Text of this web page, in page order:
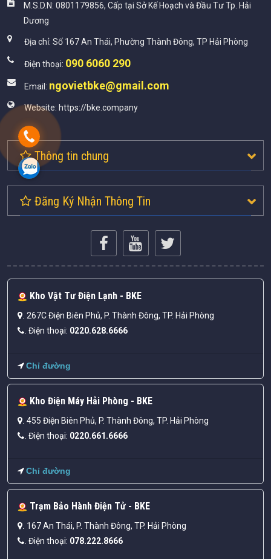
M.S.D.N: 0801179856, Cấp tại Sở Kế Hoạch và Đầu Tư Tp. Hải
Dương
Địa chỉ: Số 167 An Thái, Phường Thành Đông, TP Hải Phòng
Điện thoại: 090 6060 290
Email: ngovietbke@gmail.com
Website: https://bke.company
Thông tin chung
Đăng Ký Nhận Thông Tin
Kho Vật Tư Điện Lạnh - BKE
267C Điện Biên Phủ, P. Thành Đông, TP. Hải Phòng
Điện thoại: 0220.628.6666
Chỉ đường
Kho Điện Máy Hải Phòng - BKE
455 Điện Biên Phủ, P. Thành Đông, TP. Hải Phòng
Điện thoại: 0220.661.6666
Chỉ đường
Trạm Bảo Hành Điện Tử - BKE
167 An Thái, P. Thành Đông, TP. Hải Phòng
Điện thoại: 078.222.8666